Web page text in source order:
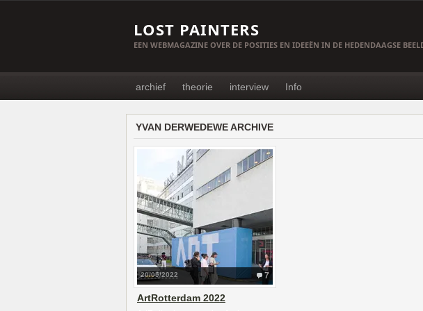
LOST PAINTERS
EEN WEBMAGAZINE OVER DE POSITIES EN IDEEËN IN DE HEDENDAAGSE
archief theorie interview Info
YVAN DERWEDEWE ARCHIVE
7
20/05/2022
ArtRotterdam 2022